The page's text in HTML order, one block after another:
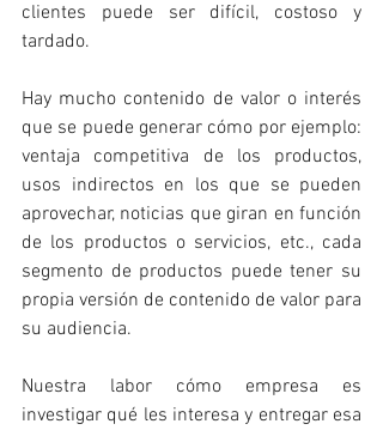
clientes puede ser difícil, costoso y
tardado.
Hay mucho contenido de valor o interés
que se puede generar cómo por ejemplo:
ventaja competitiva de los productos,
usos indirectos en los que se pueden
aprovechar, noticias que giran en función
de los productos o servicios, etc., cada
segmento de productos puede tener su
propia versión de contenido de valor para
su audiencia.
Nuestra labor cómo empresa es
investigar qué les interesa y entregar esa